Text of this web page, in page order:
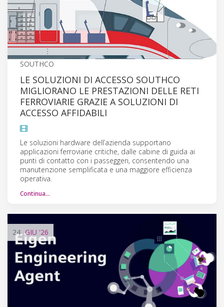
SOUTHCO
LE SOLUZIONI DI ACCESSO SOUTHCO
MIGLIORANO LE PRESTAZIONI DELLE RETI
FERROVIARIE GRAZIE A SOLUZIONI DI
ACCESSO AFFIDABILI
Le soluzioni hardware dell’azienda supportano
applicazioni ferroviarie critiche, dalle cabine di guida ai
punti di contatto con i passeggeri, consentendo una
manutenzione semplificata e una maggiore efficienza
operativa.
Continua…
24 GIU '26